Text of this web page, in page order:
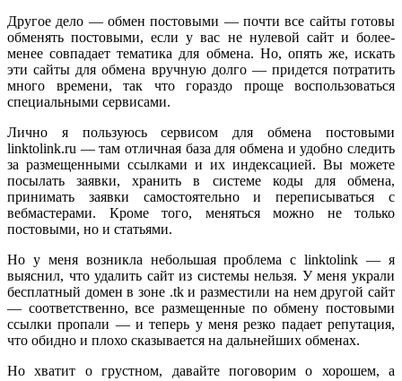
Другое дело — обмен постовыми — почти все сайты готовы
обменять постовыми, если у вас не нулевой сайт и более-
менее совпадает тематика для обмена. Но, опять же, искать
эти сайты для обмена вручную долго — придется потратить
много времени, так что гораздо проще воспользоваться
специальными сервисами.
Лично я пользуюсь сервисом для обмена постовыми
linktolink.ru — там отличная база для обмена и удобно следить
за размещенными ссылками и их индексацией. Вы можете
посылать заявки, хранить в системе коды для обмена,
принимать заявки самостоятельно и переписываться с
вебмастерами. Кроме того, меняться можно не только
постовыми, но и статьями.
Но у меня возникла небольшая проблема с linktolink — я
выяснил, что удалить сайт из системы нельзя. У меня украли
бесплатный домен в зоне .tk и разместили на нем другой сайт
— соответственно, все размещенные по обмену постовыми
ссылки пропали — и теперь у меня резко падает репутация,
что обидно и плохо сказывается на дальнейших обменах.
Но хватит о грустном, давайте поговорим о хорошем, а